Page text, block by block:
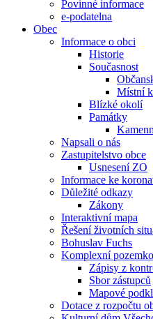
Povinné informace
e-podatelna
Obec
Informace o obci
Historie
Současnost
Místní
Blízké okolí
Památky
Napsali o nás
Zastupitelstvo obce
Usnesení ZO
Informace ke
Důležité odkazy
Zákony
Interaktivní mapa
Řešení životních
Bohuslav Fuchs
Komplexní
Zápisy z
Sbor zástupců
Mapové
Dotace z rozpočtu